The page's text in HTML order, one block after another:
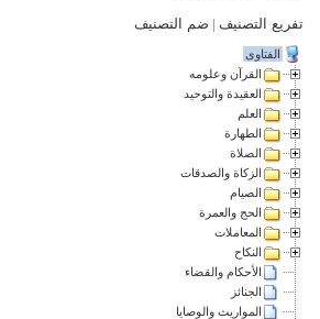
تفريع التصنيف | ضم التصنيف
الفتاوى
القرآن وعلومه
العقيدة والتوحيد
العلم
الطهارة
الصلاة
الزكاة والصدقات
الصيام
الحج والعمرة
المعاملات
النكاح
الأحكام والقضاء
الجنائز
المواريث والوصايا